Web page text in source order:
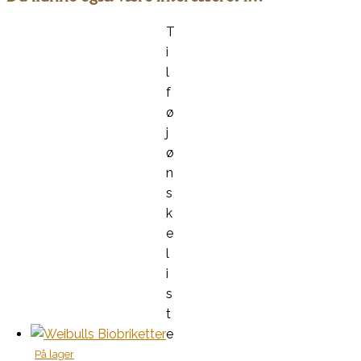
T
i
l
f
ø
j
ø
n
s
k
e
l
i
s
t
e
På lager